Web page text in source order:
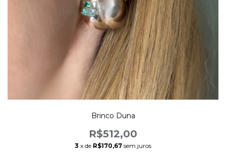
Brinco Duna
R$512,00
3 x de R$170,67 sem juros